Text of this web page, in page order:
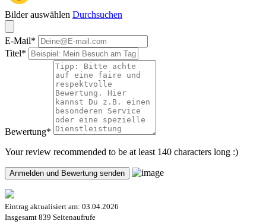
Bilder auswählen Durchsuchen
E-Mail*
Titel*
Bewertung*
Your review recommended to be at least 140 characters long :)
Eintrag aktualisiert am: 03.04.2026
Insgesamt 839 Seitenaufrufe